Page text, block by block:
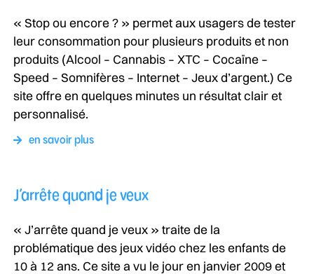
« Stop ou encore ? » permet aux usagers de tester
leur consommation pour plusieurs produits et non
produits (Alcool – Cannabis – XTC – Cocaïne –
Speed – Somnifères – Internet – Jeux d’argent.) Ce
site offre en quelques minutes un résultat clair et
personnalisé.
en savoir plus
J’arrête quand je veux
« J’arrête quand je veux » traite de la
problématique des jeux vidéo chez les enfants de
10 à 12 ans. Ce site a vu le jour en janvier 2009 et